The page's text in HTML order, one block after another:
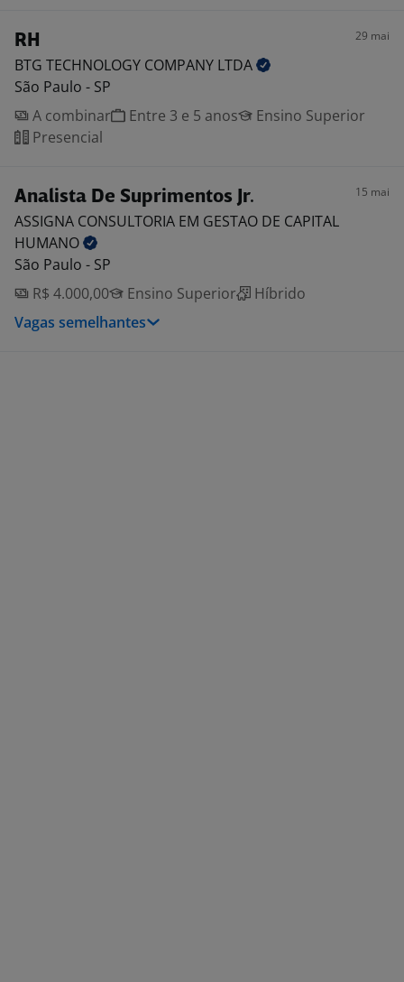
RH 29 mai
BTG TECHNOLOGY COMPANY LTDA
São Paulo - SP
A combinar
Entre 3 e 5 anos
Ensino Superior
Presencial
Analista De Suprimentos Jr. 15 mai
ASSIGNA CONSULTORIA EM GESTAO DE CAPITAL
HUMANO
São Paulo - SP
R$ 4.000,00
Ensino Superior
Híbrido
Vagas semelhantes